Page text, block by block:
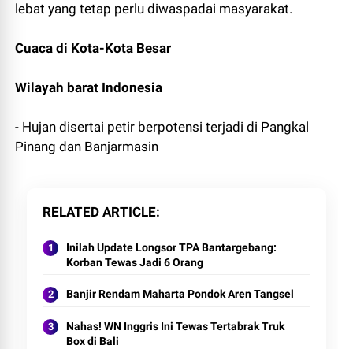
lebat yang tetap perlu diwaspadai masyarakat.
Cuaca di Kota-Kota Besar
Wilayah barat Indonesia
- Hujan disertai petir berpotensi terjadi di Pangkal
Pinang dan Banjarmasin
RELATED ARTICLE
Inilah Update Longsor TPA Bantargebang:
Korban Tewas Jadi 6 Orang
Banjir Rendam Maharta Pondok Aren Tangsel
Nahas! WN Inggris Ini Tewas Tertabrak Truk
Box di Bali